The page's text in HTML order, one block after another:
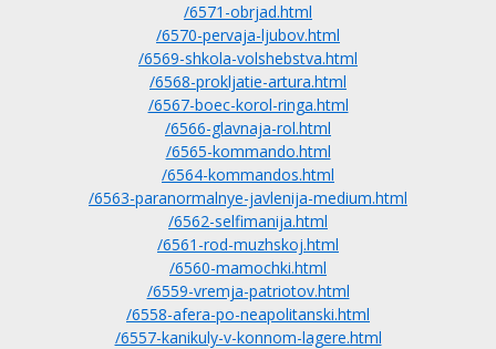
/6571-obrjad.html
/6570-pervaja-ljubov.html
/6569-shkola-volshebstva.html
/6568-prokljatie-artura.html
/6567-boec-korol-ringa.html
/6566-glavnaja-rol.html
/6565-kommando.html
/6564-kommandos.html
/6563-paranormalnye-javlenija-medium.html
/6562-selfimanija.html
/6561-rod-muzhskoj.html
/6560-mamochki.html
/6559-vremja-patriotov.html
/6558-afera-po-neapolitanski.html
/6557-kanikuly-v-konnom-lagere.html